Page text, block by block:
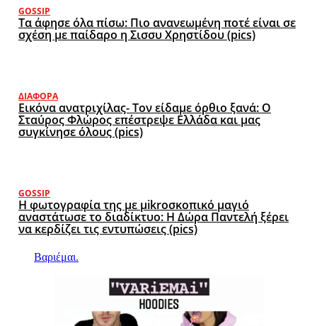
GOSSIP
Τα άφησε όλα πίσω: Πιο ανανεωμένη ποτέ είναι σε
σχέση με παίδαρο η Σισσυ Χρηστίδου (pics)
ΔΙΆΦΟΡΑ
Εικόνα ανατριχίλας- Τον είδαμε όρθιο ξανά: Ο
Σταύρος Φλώρος επέστρεψε Ελλάδα και μας
συγκίνησε όλους (pics)
GOSSIP
Η φωτογραφία της με μikroσκοπικό μαγιό
αναστάτωσε το διαδίκτυο: Η Δώρα Παντελή ξέρει
να κερδίζει τις εντυπώσεις (pics)
Βαριέμαι.